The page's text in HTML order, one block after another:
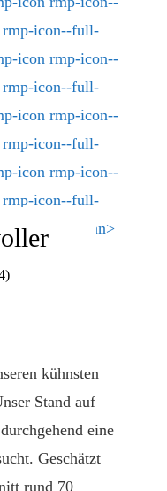
kühnsten
Stand auf
eine
Geschätzt
rund 70